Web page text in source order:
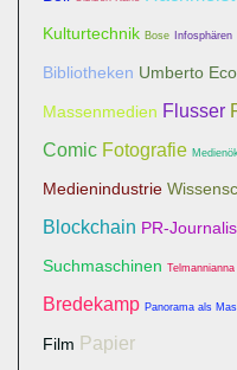
Kulturtechnik Bose Infosphären
Bibliotheken Umberto Eco
Massenmedien Flusser
Comic Fotografie
Medienindustrie
Blockchain PR-
Suchmaschinen Telmannianna
Bredekamp Panorama als
Film Papier